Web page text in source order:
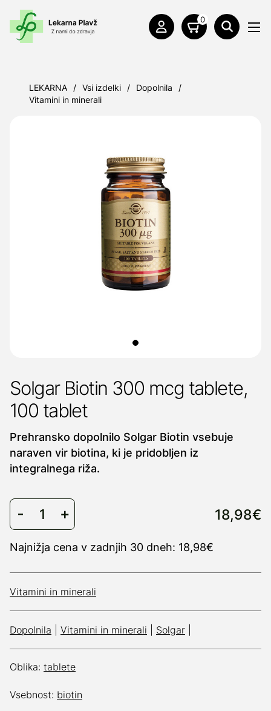
0
LEKARNA / Vsi izdelki / Dopolnila
/
Vitamini in minerali
Solgar Biotin 300 mcg tablete,
100 tablet
Prehransko dopolnilo Solgar Biotin vsebuje
naraven vir biotina, ki je pridobljen iz
integralnega riža.
18,98€
Najnižja cena v zadnjih 30 dneh: 18,98€
Vitamini in minerali
Dopolnila Vitamini in minerali Solgar
Oblika: tablete
Vsebnost: biotin